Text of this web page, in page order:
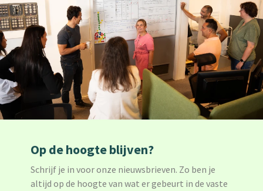
Op de hoogte blijven?
Schrijf je in voor onze nieuwsbrieven. Zo ben je
altijd op de hoogte van wat er gebeurt in de vaste